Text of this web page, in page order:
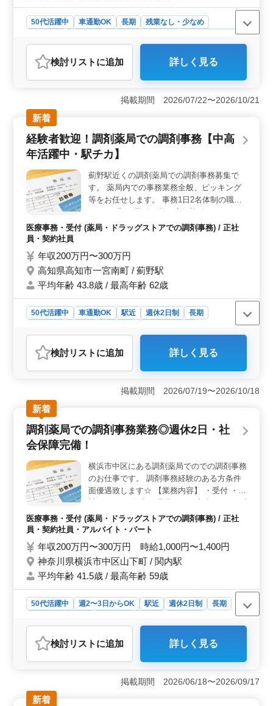
50代活躍中 車通勤OK 長期
残業なし・少なめ
医療事務・受付
おすすめポイント
＜マイカー通勤＆無料駐車場で通勤楽々＞ 無料駐車場
が完備されており、マイカー通勤が可能です。通勤のス
るため、交通費の負担を気にすることなく働ける点も魅
力です。 ＜柔軟な勤務時間と働きやすい環境＞ 終
業時間や日数の相談が可能なため、ライフスタイルに合
わせた働き方ができます。週3〜5日勤務で、家庭や他の
活動との両立がしやすく、特にブランクがある方でも安
心して働ける環境です。 ＜安定した職場とサポート
体制＞ 経験がある方はもちろん、ブランクがあっても
ベテランスタッフが丁寧に指導してくれるため、どの業
務も安心してスタートできます。医療業界での安定した
働き方を希望する方におすすめです。
検討リスト に追加 詳しく見る
掲載期間 2026/07/22〜2026/10/21
新着
経験者歓迎！調剤薬局での調剤事務【中高
年活躍中・駅チカ】
薊野駅近くの調剤薬局での調剤事務募集で
す。 薬局内での事務業務全般、ピッキング
等をお任せします。 事務1日2名体制の職場
です。 週5日勤務可能な方歓迎致します、お
気軽にご応募下さい。 ＊社会保険完備 ＊50
医療事務・受付 (薬局・ドラッグストアでの調剤事務) / 正社
員・契約社員
年収200万円〜300万円
高知県高知市一宮南町 / 薊野駅
平均年齢 43.8歳 / 最高年齢 62歳
50代活躍中 車通勤OK 駅近 週休2日制
長期
おすすめポイント
＜職場環境＞ 調剤薬局で勤務です。勤務は週5日で、勤
務日は会社のカレンダーに従い、夏季休暇や年末年始の
休暇もあります。 ＜業務内容＞ 調剤事務業務全般
を行います。勤務地は高知市の薊野駅近くでアクセスも
良好です。調剤事務経験3年以上の方を対象としており、
業務経験が活かせます。 ＜勤務体制＞ 社会保険完
備で、交通費は全額支給されます。車通勤も可能で、通
勤の選択肢が広がります。また、中高年が活躍中で、多
様な年齢層のスタッフが働いています。
検討リスト に追加 詳しく見る
掲載期間 2026/07/19〜2026/10/18
新着
調剤薬局での調剤事務業務◎週休2日・社
会保障完備！
横浜市中区にある調剤薬局でのでの調剤事務
のお仕事です。 調剤事務経験のある方条件
面優遇致します☆ 【業務内容】 ・受付 ・会
ト作成 ・診療補助 等 ＊50代の方も活躍中！
＊今までの経験を活かせる！ ＊向上心があ
のご応募お待ちしております♪♪♪
医療事務・受付 (薬局・ドラッグストアでの調剤事務) / 正社
員・契約社員・アルバイト・パート
年収200万円〜300万円 時給1,000円〜1,400円
神奈川県横浜市中区山下町 / 関内駅
平均年齢 41.5歳 / 最高年齢 59歳
50代活躍中 週2〜3日からOK 駅近 週休2日制
長期
医療事務・受付
おすすめポイント
＜週休2日の調剤薬局での調剤事務業務募集＞ 神奈川県
横浜市中区山下町に位置する調剤薬局では、調剤事務の
経験を活かしたスタッフを募集しています。週休2日制で
ありながら、社会保障も完備されており、働きながら安
検討リスト に追加 詳しく見る
掲載期間 2026/06/18〜2026/09/17
新着